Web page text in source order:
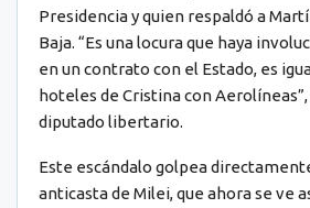
Presidencia y quien respaldó a
Baja. “Es una locura que haya
en un contrato con el Estado, es
hoteles de Cristina con
diputado libertario.
Este escándalo golpea
anticasta de Milei, que ahora se ve